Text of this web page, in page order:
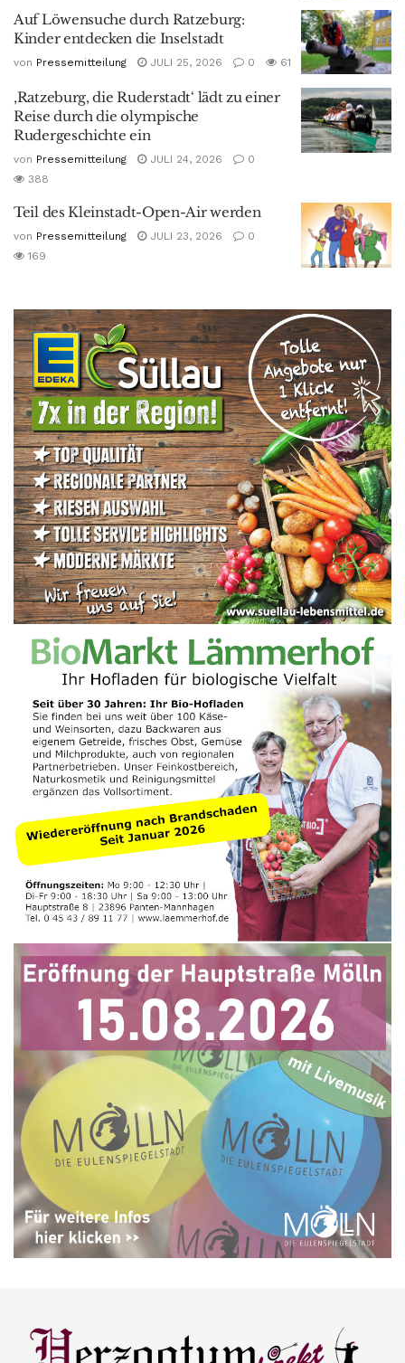
Auf Löwensuche durch Ratzeburg:
Kinder entdecken die Inselstadt
von Pressemitteilung JULI 25, 2026 0 61
‚Ratzeburg, die Ruderstadt‘ lädt zu einer
Reise durch die olympische
Rudergeschichte ein
von Pressemitteilung JULI 24, 2026
0
388
Teil des Kleinstadt-Open-Air werden
von Pressemitteilung JULI 23, 2026
0
169